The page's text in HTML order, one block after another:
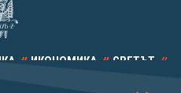
ИКОНОМИКА СВЕТЪТ